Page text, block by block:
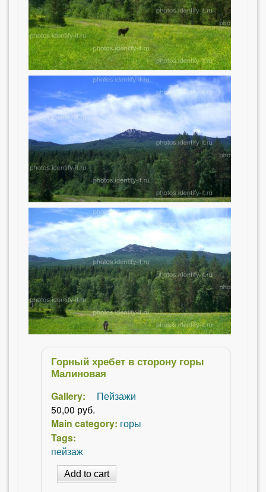
Горный хребет в сторону горы
Малиновая
Gallery:
Пейзажи
50,00 руб.
Main category: горы
Tags:
пейзаж